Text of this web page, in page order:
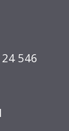
546